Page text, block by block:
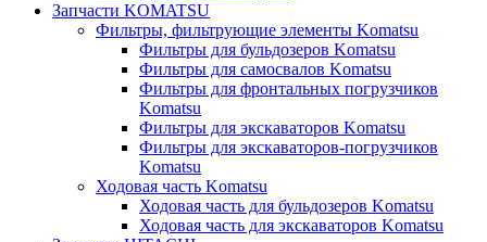
Запчасти KOMATSU
Фильтры, фильтрующие элементы Komatsu
Фильтры для бульдозеров Komatsu
Фильтры для самосвалов Komatsu
Фильтры для фронтальных погрузчиков
Komatsu
Фильтры для экскаваторов Komatsu
Фильтры для экскаваторов-погрузчиков
Komatsu
Ходовая часть Komatsu
Ходовая часть для бульдозеров Komatsu
Ходовая часть для экскаваторов Komatsu